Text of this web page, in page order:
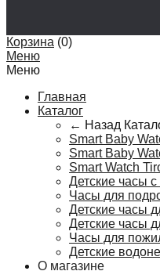
Корзина (0)
Меню
Меню
Главная
Каталог
← Назад
Smart Baby
Smart Baby
Smart Watch
Детские часы с
Часы для
Детские часы
Детские часы
Часы для
Детские
О магазине